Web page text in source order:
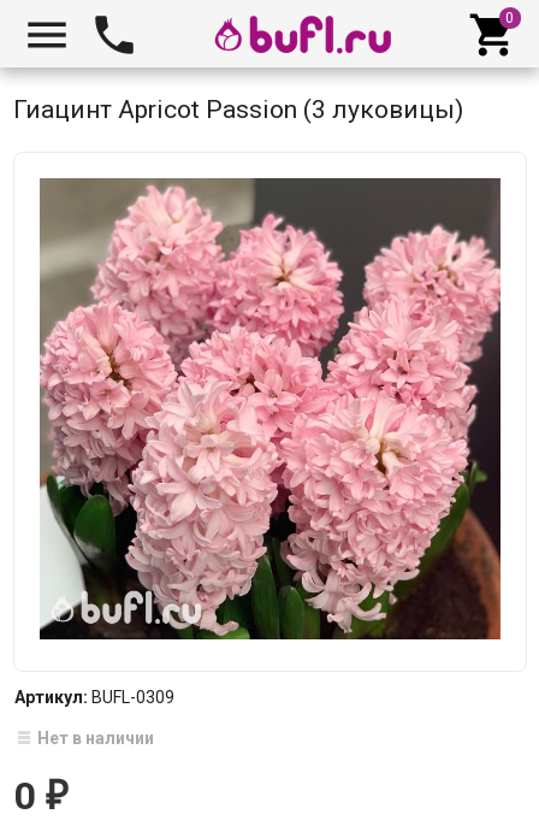
  
Гиацинт Apricot Passion (3 луковицы)
Артикул: BUFL-0309
Нет в наличии
0 ₽